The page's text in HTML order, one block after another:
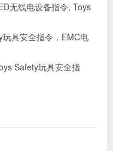
无线电设备指令, Toys
具安全指令，EMC电
Safety玩具安全指